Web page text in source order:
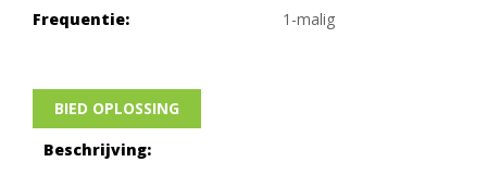
Frequentie:
1-malig
BIED OPLOSSING
Beschrijving: